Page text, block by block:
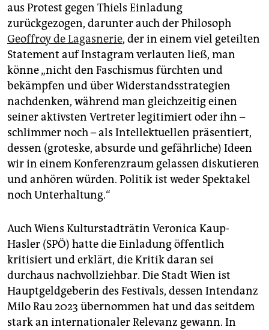
aus Protest gegen Thiels Einladung
zurückgezogen, darunter auch der Philosoph
Geoffroy de Lagasnerie, der in einem viel geteilten
Statement auf Instagram verlauten ließ, man
könne „nicht den Faschismus fürchten und
bekämpfen und über Widerstandsstrategien
nachdenken, während man gleichzeitig einen
seiner aktivsten Vertreter legitimiert oder ihn –
schlimmer noch – als Intellektuellen präsentiert,
dessen (groteske, absurde und gefährliche) Ideen
wir in einem Konferenzraum gelassen diskutieren
und anhören würden. Politik ist weder Spektakel
noch Unterhaltung.“
Auch Wiens Kulturstadträtin Veronica Kaup-
Hasler (SPÖ) hatte die Einladung öffentlich
kritisiert und erklärt, die Kritik daran sei
durchaus nachvollziehbar. Die Stadt Wien ist
Hauptgeldgeberin des Festivals, dessen Intendanz
Milo Rau 2023 übernommen hat und das seitdem
stark an internationaler Relevanz gewann. In